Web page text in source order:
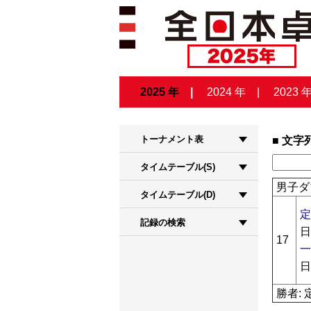
2025 年 2024 年 2023
トーナメント表
タイムテーブル(S)
タイムテーブル(D)
記録の検索
文字
男子
17
勝者: